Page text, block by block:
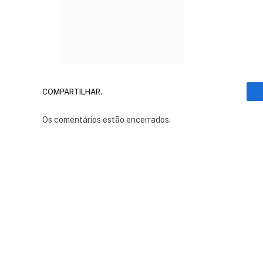
COMPARTILHAR.
Os comentários estão encerrados.